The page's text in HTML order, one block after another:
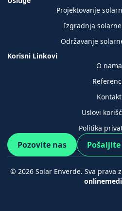
Projektovanje
Izgradnja
Održavanje
Korisni Linkovi
O nama
Kontakt
Uslovi
Politika
Pozovite nas
© 2026 Solar Enverde. Sva prava